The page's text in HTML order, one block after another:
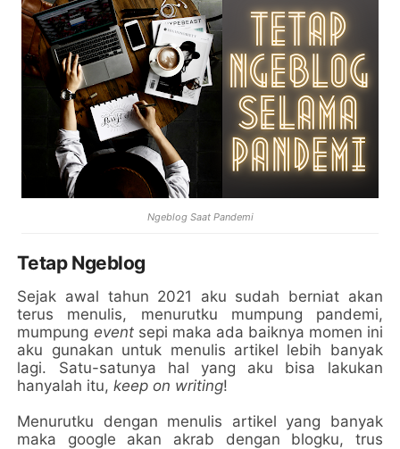
Ngeblog Saat Pandemi
Tetap Ngeblog
Sejak awal tahun 2021 aku sudah berniat akan
terus menulis, menurutku mumpung pandemi,
mumpung eventsepi maka ada baiknya momen ini
aku gunakan untuk menulis artikel lebih banyak
lagi. Satu-satunya hal yang aku bisa lakukan
hanyalah itu,keep on writing!
Menurutku dengan menulis artikel yang banyak
maka google akan akrab dengan blogku, trus